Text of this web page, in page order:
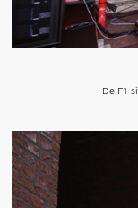
De F1-